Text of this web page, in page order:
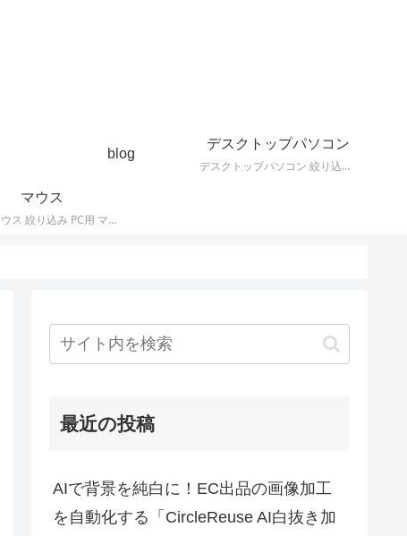
blog
デスクトップパソコン
デスクトップパソコン 絞り込み デスクトップPCの最新モデルやスペック・仕様に関する情報。
マウス
PC用 マウス 絞り込み PC用 マウス 最新モデルやスペック・仕様に関する情報。ワイヤレスマウス、有線マウス、接続タイプなど。
最近の投稿
AIで背景を純白に！EC出品の画像加工
を自動化する「CircleReuse AI白抜き加